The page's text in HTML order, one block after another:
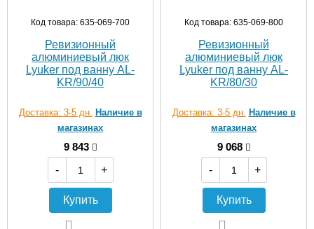
Код товара: 635-069-700
Ревизионный
алюминиевый люк
Lyuker под ванну AL-
KR/90/40
Доставка: 3-5 дн. Наличие в
магазинах
9 843
-
+
Купить
Код товара: 635-069-800
Ревизионный
алюминиевый люк
Lyuker под ванну AL-
KR/80/30
Доставка: 3-5 дн. Наличие в
магазинах
9 068
-
+
Купить